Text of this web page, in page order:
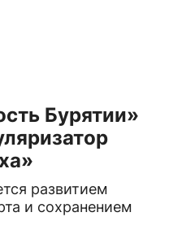
Бурятии»
развитием
и сохранением